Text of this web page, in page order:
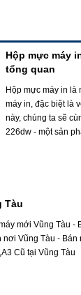
Hộp mực máy
tổng quan
Hộp mực máy in là
máy in, đặc biệt là
này, chúng ta sẽ
226dw - một sản
Tàu
mới Vũng Tàu -
nơi Vũng Tàu -
Cũ tại Vũng Tàu